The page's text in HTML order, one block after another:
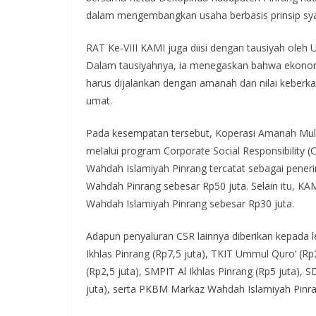
dalam mengembangkan usaha berbasis prinsip
RAT Ke-VIII KAMI juga diisi dengan tausiyah oleh
Dalam tausiyahnya, ia menegaskan bahwa
harus dijalankan dengan amanah dan nilai
umat.
Pada kesempatan tersebut, Koperasi Amanah
melalui program Corporate Social Responsibility
Wahdah Islamiyah Pinrang tercatat sebagai
Wahdah Pinrang sebesar Rp50 juta. Selain itu,
Wahdah Islamiyah Pinrang sebesar Rp30 juta.
Adapun penyaluran CSR lainnya diberikan
Ikhlas Pinrang (Rp7,5 juta), TKIT Ummul Quro’
(Rp2,5 juta), SMPIT Al Ikhlas Pinrang (Rp5 juta),
juta), serta PKBM Markaz Wahdah Islamiyah